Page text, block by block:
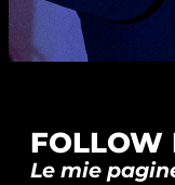
FOLLOW
Le mie